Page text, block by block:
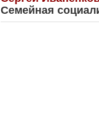
Семейная